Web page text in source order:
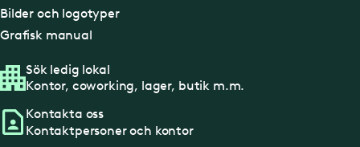
Bilder och logotyper
Grafisk manual
Sök ledig lokal
Kontor, coworking, lager, butik m.m.
Kontakta oss
Kontaktpersoner och kontor